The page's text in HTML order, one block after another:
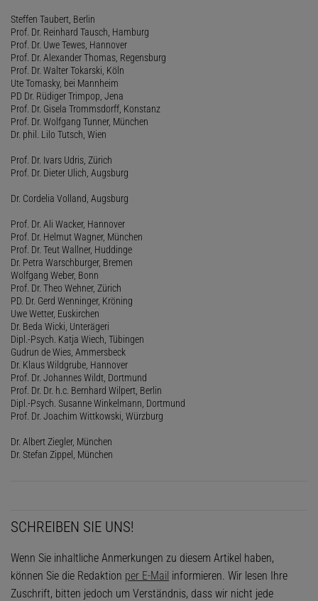
Steffen Taubert, Berlin
Prof. Dr. Reinhard Tausch, Hamburg
Prof. Dr. Uwe Tewes, Hannover
Prof. Dr. Alexander Thomas, Regensburg
Prof. Dr. Walter Tokarski, Köln
Ute Tomasky, bei Mannheim
PD Dr. Rüdiger Trimpop, Jena
Prof. Dr. Gisela Trommsdorff, Konstanz
Prof. Dr. Wolfgang Tunner, München
Dr. phil. Lilo Tutsch, Wien
Prof. Dr. Ivars Udris, Zürich
Prof. Dr. Dieter Ulich, Augsburg
Dr. Cordelia Volland, Augsburg
Prof. Dr. Ali Wacker, Hannover
Prof. Dr. Helmut Wagner, München
Prof. Dr. Teut Wallner, Huddinge
Dr. Petra Warschburger, Bremen
Wolfgang Weber, Bonn
Prof. Dr. Theo Wehner, Zürich
PD. Dr. Gerd Wenninger, Kröning
Uwe Wetter, Euskirchen
Dr. Beda Wicki, Unterägeri
Dipl.-Psych. Katja Wiech, Tübingen
Gudrun de Wies, Ammersbeck
Dr. Klaus Wildgrube, Hannover
Prof. Dr. Johannes Wildt, Dortmund
Prof. Dr. Dr. h.c. Bernhard Wilpert, Berlin
Dipl.-Psych. Susanne Winkelmann, Dortmund
Prof. Dr. Joachim Wittkowski, Würzburg
Dr. Albert Ziegler, München
Dr. Stefan Zippel, München
SCHREIBEN SIE UNS!
Wenn Sie inhaltliche Anmerkungen zu diesem Artikel haben,
können Sie die Redaktion per E-Mail informieren. Wir lesen Ihre
Zuschrift, bitten jedoch um Verständnis, dass wir nicht jede